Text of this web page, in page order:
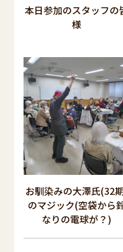
本日参加のスタッフの
様
お馴染みの大澤氏(32
のマジック(空袋から
なりの電球が？)